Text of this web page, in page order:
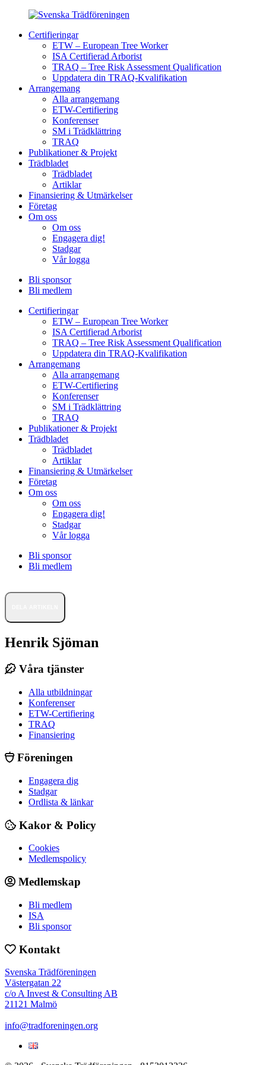
Certifieringar
ETW – European Tree Worker
ISA Certifierad Arborist
TRAQ – Tree Risk Assessment Qualification
Uppdatera din TRAQ-Kvalifikation
Arrangemang
Alla arrangemang
ETW-Certifiering
Konferenser
SM i Trädklättring
TRAQ
Publikationer & Projekt
Trädbladet
Trädbladet
Artiklar
Finansiering & Utmärkelser
Företag
Om oss
Om oss
Engagera dig!
Stadgar
Vår logga
Bli sponsor
Bli medlem
Certifieringar
ETW – European Tree Worker
ISA Certifierad Arborist
TRAQ – Tree Risk Assessment Qualification
Uppdatera din TRAQ-Kvalifikation
Arrangemang
Alla arrangemang
ETW-Certifiering
Konferenser
SM i Trädklättring
TRAQ
Publikationer & Projekt
Trädbladet
Trädbladet
Artiklar
Finansiering & Utmärkelser
Företag
Om oss
Om oss
Engagera dig!
Stadgar
Vår logga
Bli sponsor
Bli medlem
Henrik Sjöman
Våra tjänster
Alla utbildningar
Konferenser
ETW-Certifiering
TRAQ
Finansiering
Föreningen
Engagera dig
Stadgar
Ordlista & länkar
Kakor & Policy
Cookies
Medlemspolicy
Medlemskap
Bli medlem
ISA
Bli sponsor
Kontakt
Svenska Trädföreningen
Västergatan 22
c/o A Invest & Consulting AB
21121 Malmö
info@tradforeningen.org